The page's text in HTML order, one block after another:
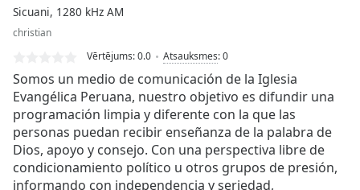
Loaded:
0.00%
Type
Seek to
live,
currently
behind
liveLIVE
Remaining
Time-
Sicuani, 1280 kHz AM
christian
Vērtējums:0.0 Atsauksmes:0
Somos un medio de comunicación de la Iglesia
Evangélica Peruana, nuestro objetivo es difundir una
programación limpia y diferente con la que las
personas puedan recibir enseñanza de la palabra de
Dios, apoyo y consejo. Con una perspectiva libre de
condicionamiento político u otros grupos de presión,
informando con independencia y seriedad,